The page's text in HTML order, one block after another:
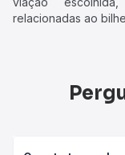
relacionadas ao